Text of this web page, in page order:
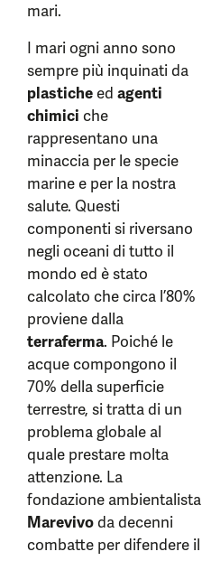
mari.
I mari ogni anno sono
sempre più inquinati da
plasticheed agenti
chimici che
rappresentano una
minaccia per le specie
marine e per la nostra
salute. Questi
componenti si riversano
negli oceani di tutto il
mondo ed è stato
calcolato che circa l’80%
proviene dalla
terraferma. Poiché le
acque compongono il
70% della superficie
terrestre, si tratta di un
problema globale al
quale prestare molta
attenzione. La
fondazione ambientalista
Marevivoda decenni
combatte per difendere il